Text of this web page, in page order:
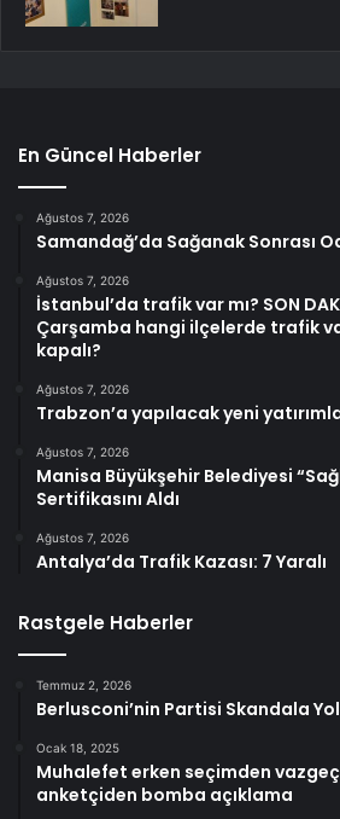
En Güncel Haberler
Ağustos 7, 2026
Samandağ’da Sağanak Sonrası
Ağustos 7, 2026
İstanbul’da trafik var mı? SON
Çarşamba hangi ilçelerde trafik
kapalı?
Ağustos 7, 2026
Trabzon’a yapılacak yeni
Ağustos 7, 2026
Manisa Büyükşehir Belediyesi
Sertifikasını Aldı
Ağustos 7, 2026
Antalya’da Trafik Kazası: 7 Yaralı
Rastgele Haberler
Temmuz 2, 2026
Berlusconi’nin Partisi Skandala
Ocak 18, 2025
Muhalefet erken seçimden
anketçiden bomba açıklama